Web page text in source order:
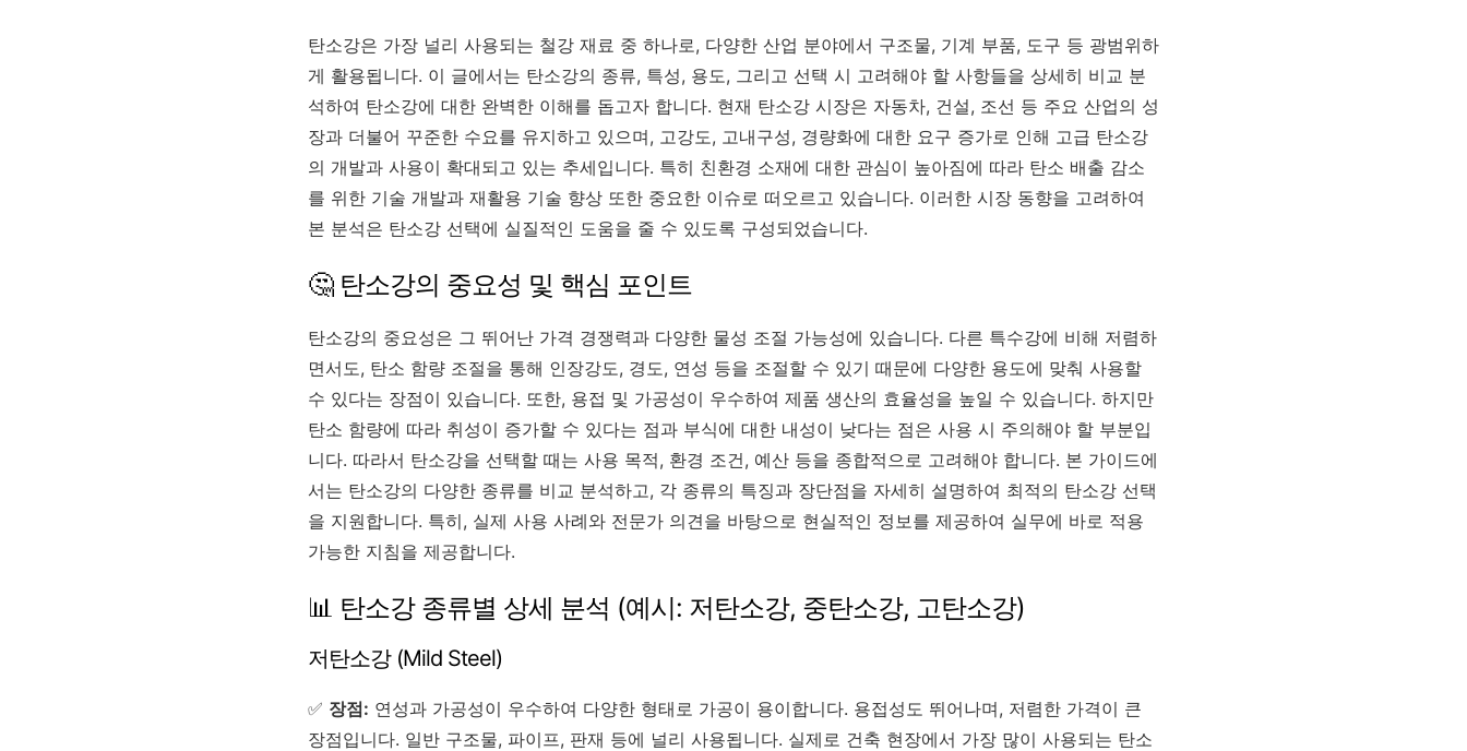
탄소강은 가장 널리 사용되는 철강 재료 중 하나로, 다양한 산업 분야에서 구조물, 기계 부품, 도구 등 광범위하
게 활용됩니다. 이 글에서는 탄소강의 종류, 특성, 용도, 그리고 선택 시 고려해야 할 사항들을 상세히 비교 분
석하여 탄소강에 대한 완벽한 이해를 돕고자 합니다. 현재 탄소강 시장은 자동차, 건설, 조선 등 주요 산업의 성
장과 더불어 꾸준한 수요를 유지하고 있으며, 고강도, 고내구성, 경량화에 대한 요구 증가로 인해 고급 탄소강
의 개발과 사용이 확대되고 있는 추세입니다. 특히 친환경 소재에 대한 관심이 높아짐에 따라 탄소 배출 감소
를 위한 기술 개발과 재활용 기술 향상 또한 중요한 이슈로 떠오르고 있습니다. 이러한 시장 동향을 고려하여
본 분석은 탄소강 선택에 실질적인 도움을 줄 수 있도록 구성되었습니다.
🤔 탄소강의 중요성 및 핵심 포인트
탄소강의 중요성은 그 뛰어난 가격 경쟁력과 다양한 물성 조절 가능성에 있습니다. 다른 특수강에 비해 저렴하
면서도, 탄소 함량 조절을 통해 인장강도, 경도, 연성 등을 조절할 수 있기 때문에 다양한 용도에 맞춰 사용할
수 있다는 장점이 있습니다. 또한, 용접 및 가공성이 우수하여 제품 생산의 효율성을 높일 수 있습니다. 하지만
탄소 함량에 따라 취성이 증가할 수 있다는 점과 부식에 대한 내성이 낮다는 점은 사용 시 주의해야 할 부분입
니다. 따라서 탄소강을 선택할 때는 사용 목적, 환경 조건, 예산 등을 종합적으로 고려해야 합니다. 본 가이드에
서는 탄소강의 다양한 종류를 비교 분석하고, 각 종류의 특징과 장단점을 자세히 설명하여 최적의 탄소강 선택
을 지원합니다. 특히, 실제 사용 사례와 전문가 의견을 바탕으로 현실적인 정보를 제공하여 실무에 바로 적용
가능한 지침을 제공합니다.
📊 탄소강 종류별 상세 분석 (예시: 저탄소강, 중탄소강, 고탄소강)
저탄소강 (Mild Steel)
✅ 장점: 연성과 가공성이 우수하여 다양한 형태로 가공이 용이합니다. 용접성도 뛰어나며, 저렴한 가격이 큰
장점입니다. 일반 구조물, 파이프, 판재 등에 널리 사용됩니다. 실제로 건축 현장에서 가장 많이 사용되는 탄소